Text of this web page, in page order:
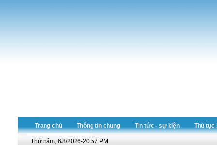
Trang chủ Thông tin chung Tin tức - sự kiện Thủ tục
Thứ năm, 6/8/2026-20:57 PM